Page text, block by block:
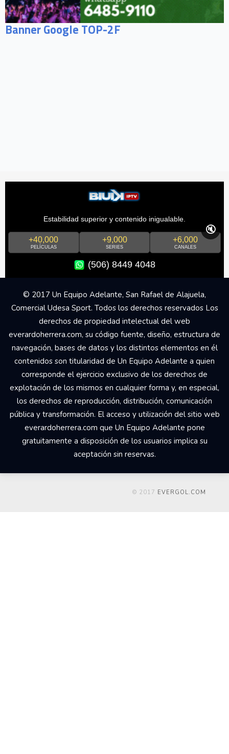
Banner Google TOP-2F
Estabilidad superior y contenido inigualable.
+40,000
PELÍCULAS
+9,000
SERIES
+6,000
CANALES
(506) 8449 4048
🔇
© 2017 Un Equipo Adelante, San Rafael de Alajuela,
Comercial Udesa Sport. Todos los derechos reservados Los
derechos de propiedad intelectual del web
everardoherrera.com, su código fuente, diseño, estructura de
navegación, bases de datos y los distintos elementos en él
contenidos son titularidad de Un Equipo Adelante a quien
corresponde el ejercicio exclusivo de los derechos de
explotación de los mismos en cualquier forma y, en especial,
los derechos de reproducción, distribución, comunicación
pública y transformación. El acceso y utilización del sitio web
everardoherrera.com que Un Equipo Adelante pone
gratuitamente a disposición de los usuarios implica su
aceptación sin reservas.
© 2017 EVERGOL.COM